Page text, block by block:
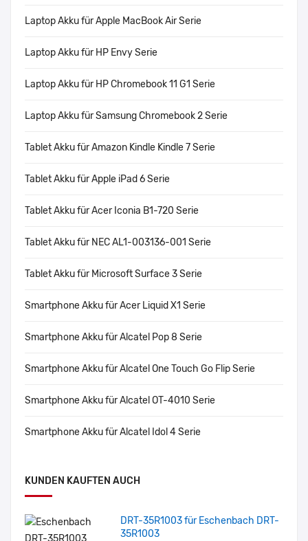
Laptop Akku für Apple MacBook Air Serie
Laptop Akku für HP Envy Serie
Laptop Akku für HP Chromebook 11 G1 Serie
Laptop Akku für Samsung Chromebook 2 Serie
Tablet Akku für Amazon Kindle Kindle 7 Serie
Tablet Akku für Apple iPad 6 Serie
Tablet Akku für Acer Iconia B1-720 Serie
Tablet Akku für NEC AL1-003136-001 Serie
Tablet Akku für Microsoft Surface 3 Serie
Smartphone Akku für Acer Liquid X1 Serie
Smartphone Akku für Alcatel Pop 8 Serie
Smartphone Akku für Alcatel One Touch Go Flip Serie
Smartphone Akku für Alcatel OT-4010 Serie
Smartphone Akku für Alcatel Idol 4 Serie
KUNDEN KAUFTEN AUCH
DRT-35R1003 für Eschenbach DRT-
35R1003